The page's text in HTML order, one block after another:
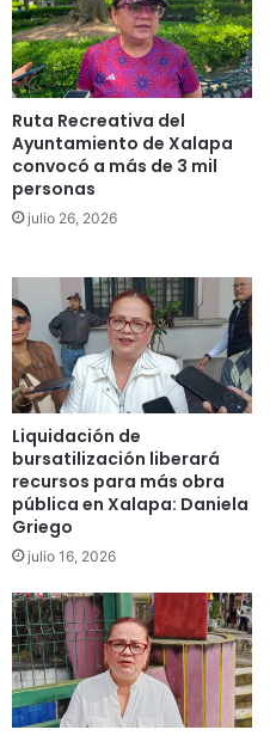
Ruta Recreativa del
Ayuntamiento de Xalapa
convocó a más de 3 mil
personas
julio 26, 2026
Liquidación de
bursatilización liberará
recursos para más obra
pública en Xalapa: Daniela
Griego
julio 16, 2026